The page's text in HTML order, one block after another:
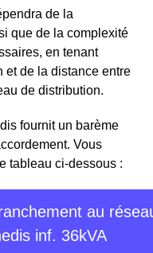
de la
que de la complexité
en tenant
et de la distance entre
de distribution.
fournit un barème
Vous
tableau ci-dessous :
au
inf. 36kVA